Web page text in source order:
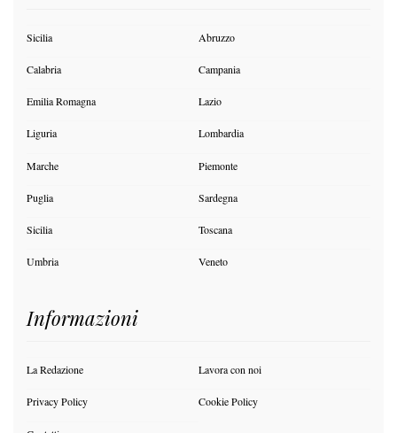
Sicilia Abruzzo
Calabria Campania
Emilia Romagna Lazio
Liguria Lombardia
Marche Piemonte
Puglia Sardegna
Sicilia Toscana
Umbria Veneto
Informazioni
La Redazione Lavora con noi
Privacy Policy Cookie Policy